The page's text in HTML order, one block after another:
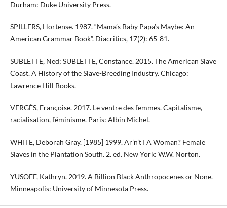
Durham: Duke University Press.
SPILLERS, Hortense. 1987. “Mama’s Baby Papa’s Maybe: An
American Grammar Book”. Diacritics, 17(2): 65-81.
SUBLETTE, Ned; SUBLETTE, Constance. 2015. The American Slave
Coast. A History of the Slave-Breeding Industry. Chicago:
Lawrence Hill Books.
VERGÈS, Françoise. 2017. Le ventre des femmes. Capitalisme,
racialisation, féminisme. Paris: Albin Michel.
WHITE, Deborah Gray. [1985] 1999. Ar’n’t I A Woman? Female
Slaves in the Plantation South. 2. ed. New York: W.W. Norton.
YUSOFF, Kathryn. 2019. A Billion Black Anthropocenes or None.
Minneapolis: University of Minnesota Press.